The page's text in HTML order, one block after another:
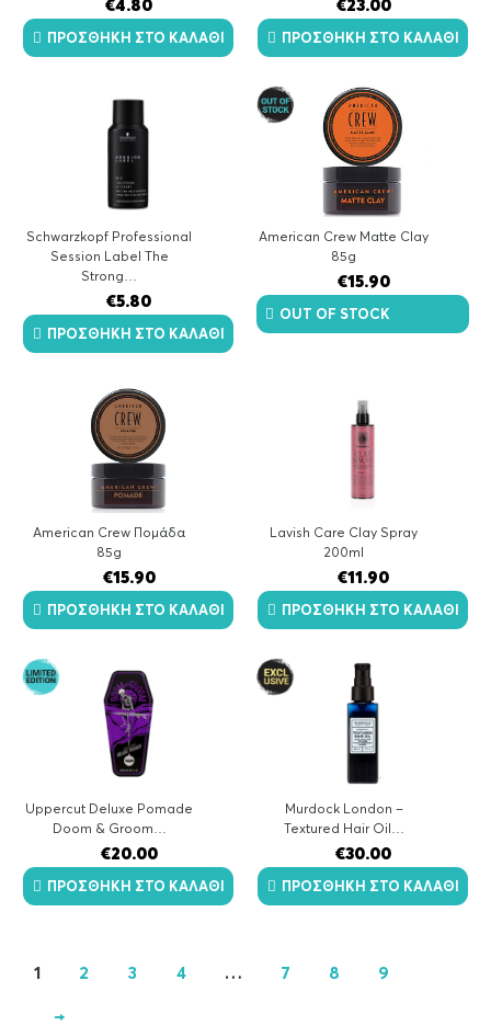
€4.80
ΠΡΟΣΘΉΚΗ ΣΤΟ ΚΑΛΆΘΙ
€23.00
ΠΡΟΣΘΉΚΗ ΣΤΟ ΚΑΛΆΘΙ
Schwarzkopf Professional
Session Label The
Strong…
€5.80
ΠΡΟΣΘΉΚΗ ΣΤΟ ΚΑΛΆΘΙ
American Crew Matte Clay
85g
€15.90
OUT OF STOCK
American Crew Πομάδα
85g
€15.90
ΠΡΟΣΘΉΚΗ ΣΤΟ ΚΑΛΆΘΙ
Lavish Care Clay Spray
200ml
€11.90
ΠΡΟΣΘΉΚΗ ΣΤΟ ΚΑΛΆΘΙ
Uppercut Deluxe Pomade
Doom & Groom…
€20.00
ΠΡΟΣΘΉΚΗ ΣΤΟ ΚΑΛΆΘΙ
Murdock London –
Textured Hair Oil…
€30.00
ΠΡΟΣΘΉΚΗ ΣΤΟ ΚΑΛΆΘΙ
1 2 3 4 … 7 8 9
→